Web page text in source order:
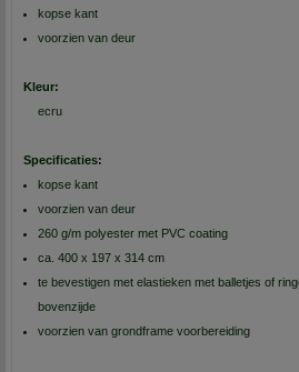
kopse kant
voorzien van deur
Kleur:
ecru
Specificaties:
kopse kant
voorzien van deur
260 g/m polyester met PVC coating
ca. 400 x 197 x 314 cm
te bevestigen met elastieken met balletjes of
bovenzijde
voorzien van grondframe voorbereiding